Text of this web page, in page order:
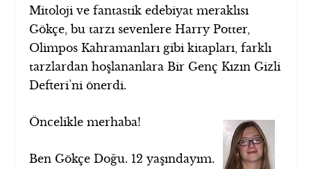
Mitoloji ve fantastik edebiyat meraklısı
Gökçe, bu tarzı sevenlere Harry Potter,
Olimpos Kahramanları gibi kitapları, farklı
tarzlardan hoşlananlara Bir Genç Kızın Gizli
Defteri’ni önerdi.
Öncelikle merhaba!
Ben Gökçe Doğu. 12 yaşındayım.